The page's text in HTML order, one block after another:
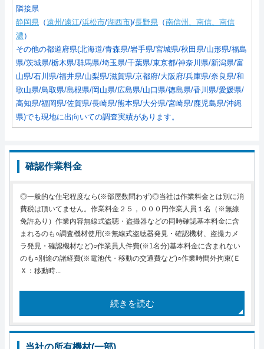
隣接県
静岡県 （遠州/遠江/浜松市/湖西市)/長野県 （南信州、南信、南信
濃 ）
その他の都道府県(北海道/青森県/岩手県/宮城県/秋田県/山形県/福島
県/茨城県/栃木県/群馬県/埼玉県/千葉県/東京都/神奈川県/新潟県/富
山県/石川県/福井県/山梨県/滋賀県/京都府/大阪府/兵庫県/奈良県/和
歌山県/鳥取県/島根県/岡山県/広島県/山口県/徳島県/香川県/愛媛県/
高知県/福岡県/佐賀県/長崎県/熊本県/大分県/宮崎県/鹿児島県/沖縄
県)でも現地に出向いての調査実績があります。
確認作業料金
◎一般的な住宅程度なら(※部屋数問わず)◎当社は作業料金とは別に消
費税は頂いてません。作業料金２５，０００円作業人員１名（※無線
免許あり）作業内容無線式盗聴・盗撮器などの同時確認基本料金に含
まれるのも○調査機材使用(※無線式盗聴器発見・確認機材、盗撮カメ
ラ発見・確認機材など)○作業員人件費(※1名分)基本料金に含まれない
のも○別途の諸経費(※電池代・移動の交通費など)○作業時間外拘束(Ｅ
Ｘ：移動時...
続きを読む
当社の所有機材(一部)